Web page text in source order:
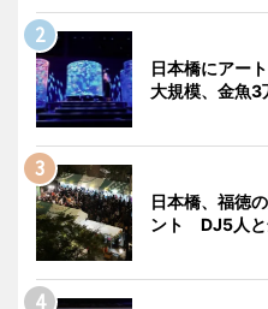
日本橋にアー
大規模、金魚3
日本橋、福徳
ント DJ5人と